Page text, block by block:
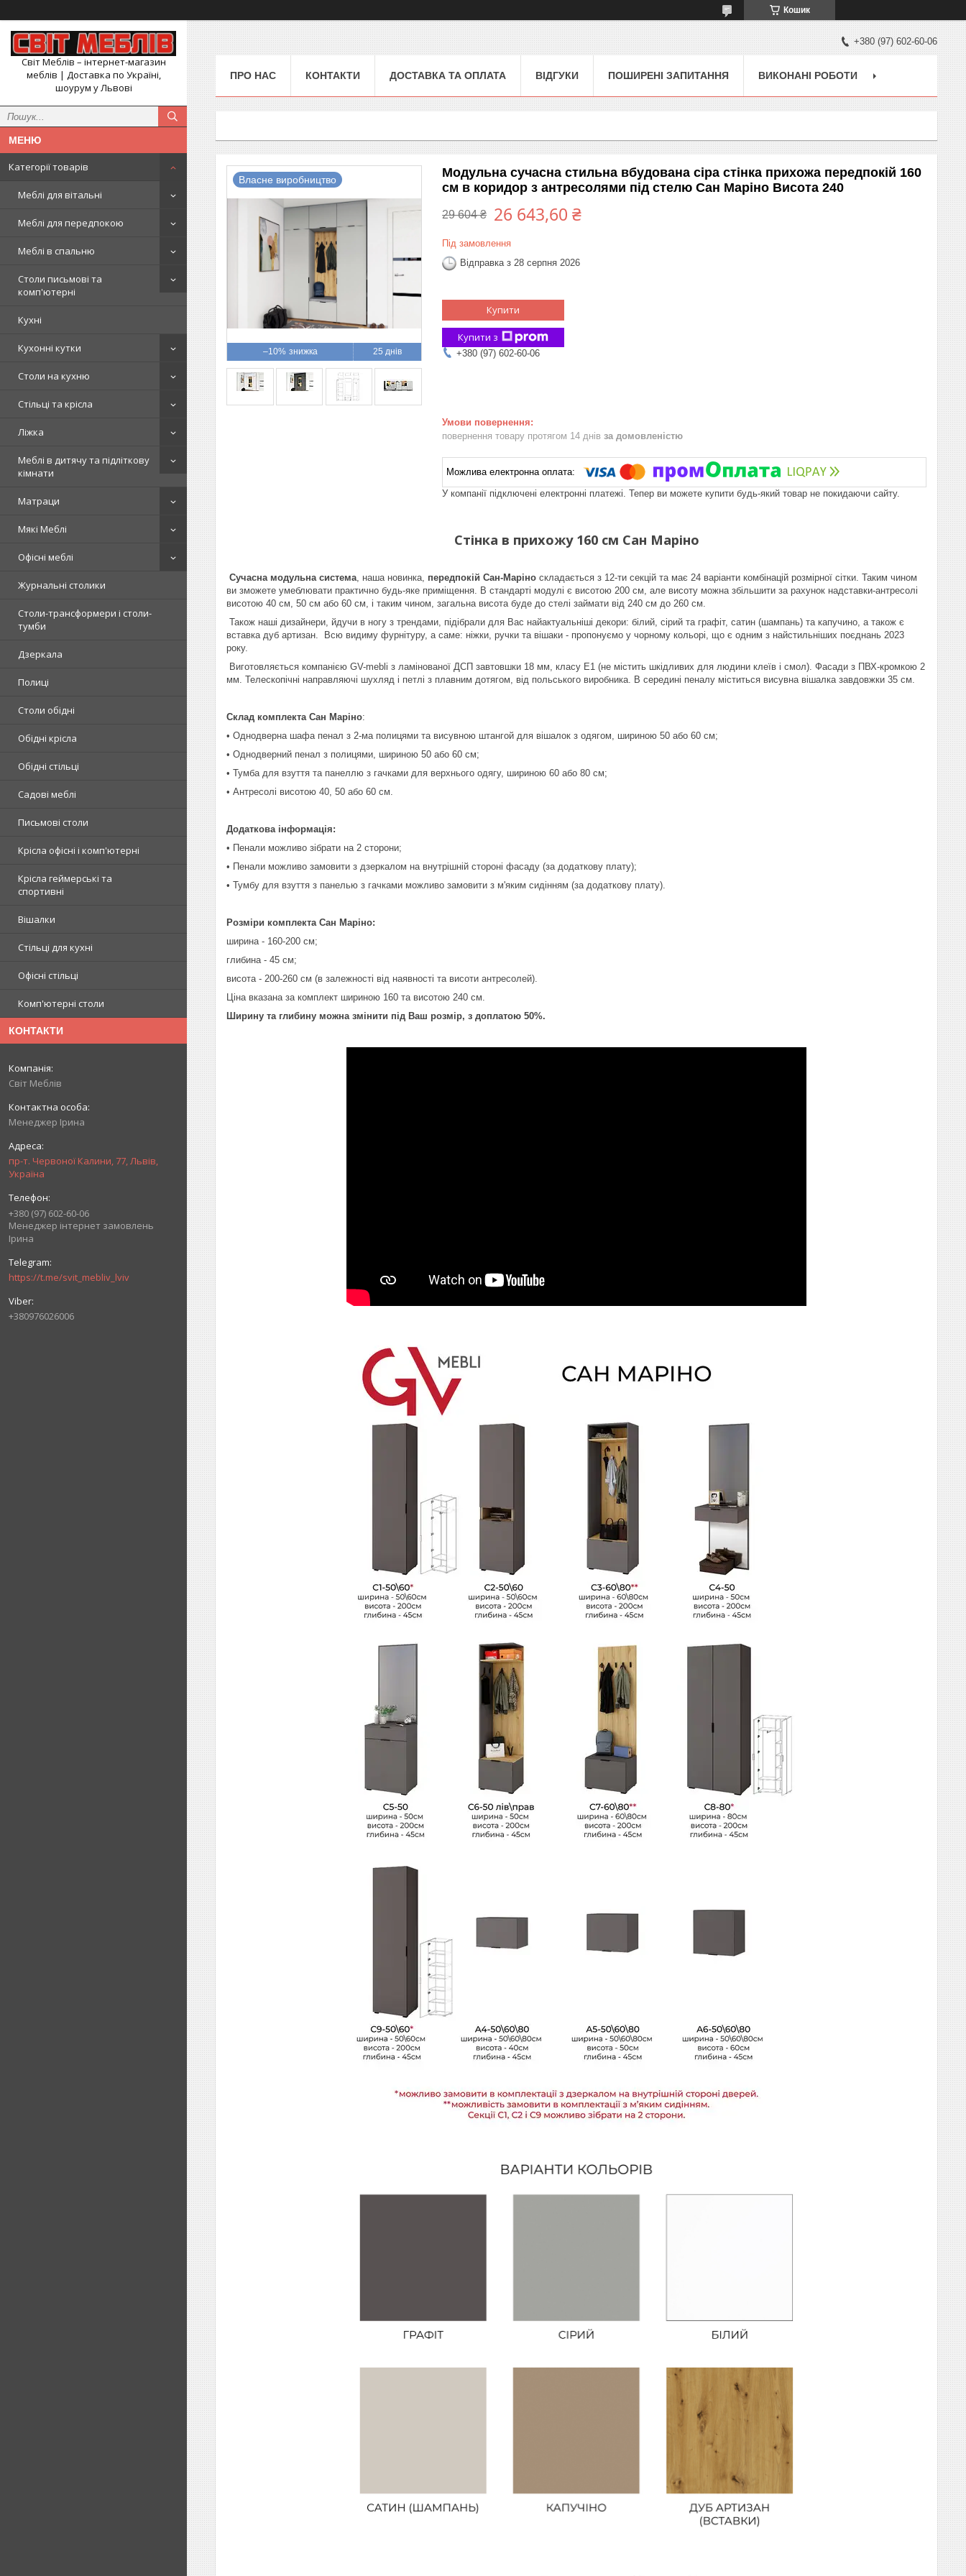
Кошик
Світ Меблів – інтернет-магазин
меблів | Доставка по Україні,
шоурум у Львові
Категорії товарів
Меблі для вітальні
Меблі для передпокою
Меблі в спальню
Столи письмові та
комп'ютерні
Кухні
Кухонні кутки
Столи на кухню
Стільці та крісла
Ліжка
Меблі в дитячу та підліткову
кімнати
Матраци
Мякі Меблі
Офісні меблі
Журнальні столики
Столи-трансформери і столи-
тумби
Дзеркала
Полиці
Столи обідні
Обідні крісла
Обідні стільці
Садові меблі
Письмові столи
Крісла офісні і комп'ютерні
Крісла геймерські та
спортивні
Вішалки
Стільці для кухні
Офісні стільці
Комп'ютерні столи
КОНТАКТИ
Світ Меблів
Менеджер Ірина
пр-т. Червоної Калини, 77, Львів,
Україна
+380 (97) 602-60-06
Менеджер інтернет замовлень
Ірина
https://t.me/svit_mebliv_lviv
+380976026006
+380 (97) 602-60-06
ПРО НАС КОНТАКТИ ДОСТАВКА ТА ОПЛАТА ВІДГУКИ ПОШИРЕНІ ЗАПИТАННЯ ВИКОНАНІ РОБОТИ
–10% 25 днів
Власне виробництво
Модульна сучасна стильна вбудована сіра стінка прихожа передпокій 160
см в коридор з антресолями під стелю Сан Маріно Висота 240
29 604 ₴ 26 643,60 ₴
Під замовлення
Відправка з 28 серпня 2026
Купити
Купити з
+380 (97) 602-60-06
повернення товару протягом 14 днів за домовленістю
У компанії підключені електронні платежі. Тепер ви можете купити будь-який товар не покидаючи сайту.
Стінка в прихожу 160 см Сан Маріно
Сучасна модульна система , наша новинка, передпокій Сан-Маріно складається з 12-ти секцій та має 24 варіанти комбінацій розмірної сітки. Таким чином
ви зможете умеблювати практично будь-яке приміщення. В стандарті модулі є висотою 200 см, але висоту можна збільшити за рахунок надставки-антресолі
висотою 40 см, 50 см або 60 см, і таким чином, загальна висота буде до стелі займати від 240 см до 260 см.
Також наші дизайнери, йдучи в ногу з трендами, підібрали для Вас найактуальніші декори: білий, сірий та графіт, сатин (шампань) та капучино, а також є
вставка дуб артизан. Всю видиму фурнітуру, а саме: ніжки, ручки та вішаки - пропонуємо у чорному кольорі, що є одним з найстильніших поєднань 2023
року.
Виготовляється компанією GV-mebli з ламінованої ДСП завтовшки 18 мм, класу Е1 (не містить шкідливих для людини клеїв і смол). Фасади з ПВХ-кромкою 2
мм. Телескопічні направляючі шухляд і петлі з плавним дотягом, від польського виробника. В середині пеналу міститься висувна вішалка завдовжки 35 см.
Склад комплекта Сан Маріно:
• Однодверна шафа пенал з 2-ма полицями та висувною штангой для вішалок з одягом, шириною 50 або 60 см;
• Однодверний пенал з полицями, шириною 50 або 60 см;
• Тумба для взуття та панеллю з гачками для верхнього одягу, шириною 60 або 80 см;
• Антресолі висотою 40, 50 або 60 см.
Додаткова інформація:
• Пенали можливо зібрати на 2 сторони;
• Пенали можливо замовити з дзеркалом на внутрішній стороні фасаду (за додаткову плату);
• Тумбу для взуття з панелью з гачками можливо замовити з м'яким сидінням (за додаткову плату).
Розміри комплекта Сан Маріно:
ширина - 160-200 см;
глибина - 45 см;
висота - 200-260 см (в залежності від наявності та висоти антресолей).
Ціна вказана за комплект шириною 160 та висотою 240 см.
Ширину та глибину можна змінити під Ваш розмір, з доплатою 50%.